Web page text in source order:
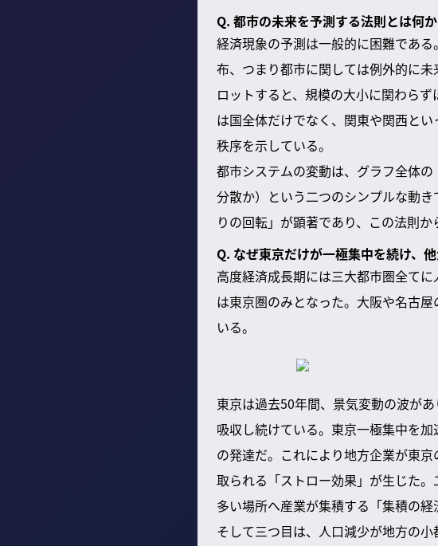
Q. 都市の未来を予測する法則とは何か
経済現象の予測は一般的に困難であ
布、つまり都市に関しては例外的に
ロットすると、規模の大小に関わら
は国全体だけでなく、関東や関西と
秩序を示している。
都市システムの変動は、グラフ全体
分散か）という二つのシンプルな動
りの回転」が顕著であり、この法則
Q. なぜ東京だけが一極集中を続け、
高度経済成長期には三大都市圏全て
は東京圏のみとなった。大阪や名古
いる。
東京は過去50年間、景気変動の波が
吸収し続けている。東京一極集中を
の発達だ。これにより地方企業が東
取られる「ストロー効果」が生じた
多い場所へ産業が集積する「集積の経
そして三つ目は、人口減少が地方の